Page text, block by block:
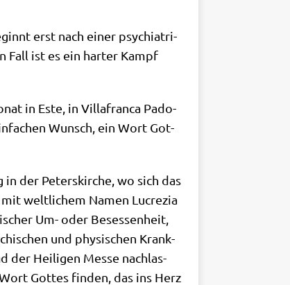
erst nach einer psych­ia­tri­
Fall ist es ein har­ter Kampf
in Este, in Vil­lafran­ca Pado­
Wunsch, ein Wort Got­
der Peters­kir­che, wo sich das
welt­li­chem Namen Lucre­zia
Um- oder Beses­sen­heit,
und phy­si­schen Krank­
der Hei­li­gen Mes­se nach­las­
Got­tes fin­den, das ins Herz